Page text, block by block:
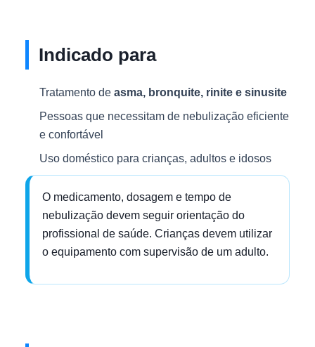
Indicado para
Tratamento de asma, bronquite, rinite e sinusite
Pessoas que necessitam de nebulização eficiente
e confortável
Uso doméstico para crianças, adultos e idosos
O medicamento, dosagem e tempo de
nebulização devem seguir orientação do
profissional de saúde. Crianças devem utilizar
o equipamento com supervisão de um adulto.